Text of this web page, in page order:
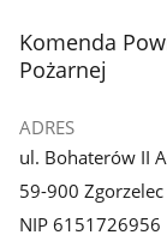
galerii.
stopka
Komenda
Pożarnej
ADRES
ul. Bohaterów II
59-900 Zgorzelec
NIP 6151726956